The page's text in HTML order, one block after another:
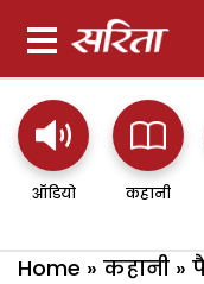
ऑडियो कहानी
Home » कहानी »